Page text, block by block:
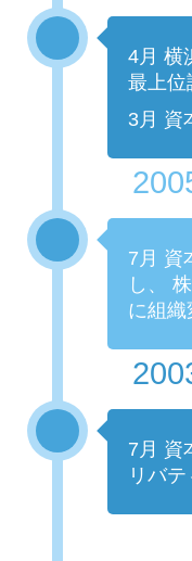
4月 横
最上位
3月 資
7月 資
し、
に組織
7月 資
リバ